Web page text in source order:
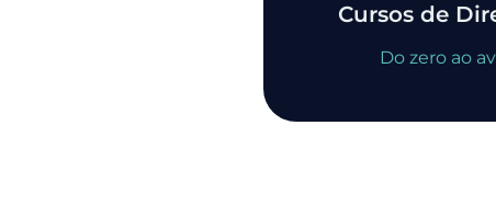
Cursos de
Do zero ao